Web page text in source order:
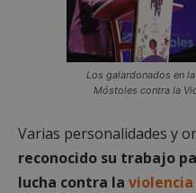
Los galardonados en
Móstoles contra la
Varias personalidades y
reconocido su trabajo
lucha contra la